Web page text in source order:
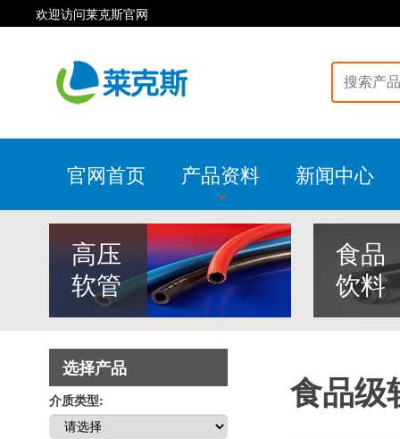
欢迎访问莱克斯官网
官网首页 产品资料 新闻中心
高压
软管
食品
饮料
选择产品
介质类型: 食品级